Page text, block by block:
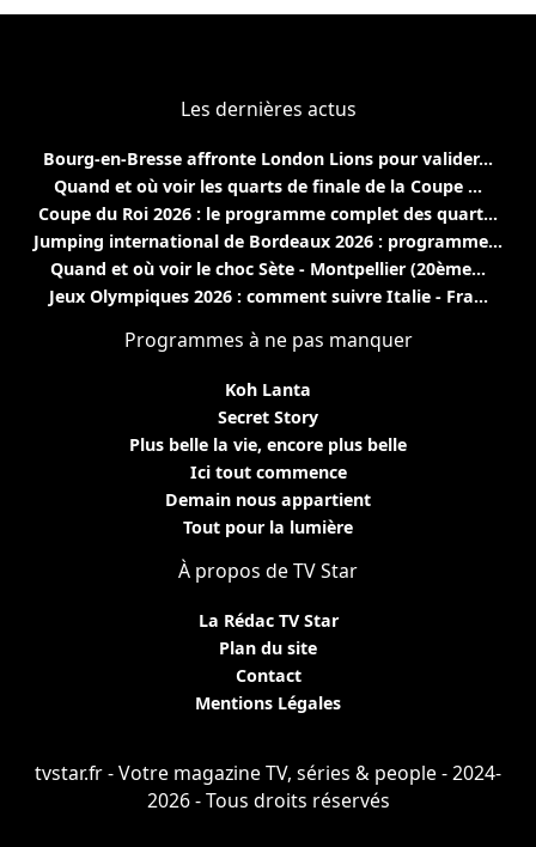
Les dernières actus
Bourg-en-Bresse affronte London Lions pour valider...
Quand et où voir les quarts de finale de la Coupe ...
Coupe du Roi 2026 : le programme complet des quart...
Jumping international de Bordeaux 2026 : programme...
Quand et où voir le choc Sète - Montpellier (20ème...
Jeux Olympiques 2026 : comment suivre Italie - Fra...
Programmes à ne pas manquer
Koh Lanta
Secret Story
Plus belle la vie, encore plus belle
Ici tout commence
Demain nous appartient
Tout pour la lumière
À propos de TV Star
La Rédac TV Star
Plan du site
Contact
Mentions Légales
tvstar.fr - Votre magazine TV, séries & people - 2024-
2026 - Tous droits réservés